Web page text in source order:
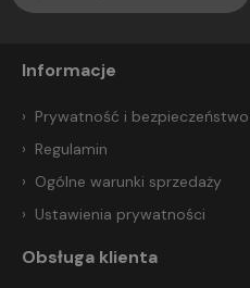
Informacje
Prywatność i bezpieczeństwo
Regulamin
Ogólne warunki sprzedaży
Ustawienia prywatności
Obsługa klienta